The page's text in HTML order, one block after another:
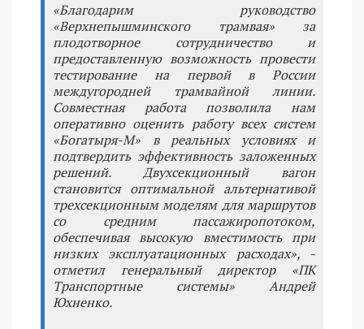
«Благодарим руководство
«Верхнепышминского трамвая» за
плодотворное сотрудничество и
предоставленную возможность провести
тестирование на первой в России
междугородней трамвайной линии.
Совместная работа позволила нам
оперативно оценить работу всех систем
«Богатыря-М» в реальных условиях и
подтвердить эффективность заложенных
решений. Двухсекционный вагон
становится оптимальной альтернативой
трехсекционным моделям для маршрутов
со средним пассажиропотоком,
обеспечивая высокую вместимость при
низких эксплуатационных расходах», -
отметил генеральный директор «ПК
Транспортные системы» Андрей
Юхненко.